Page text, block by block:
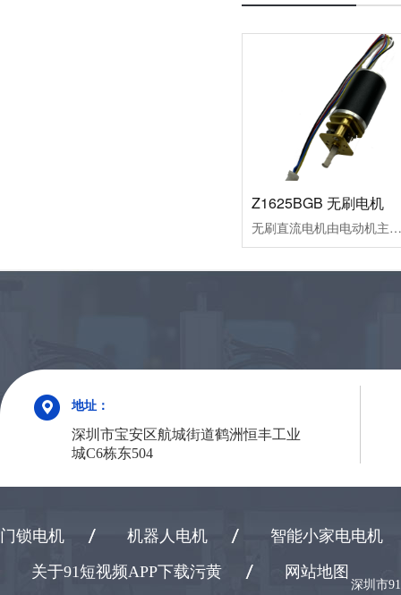
Z1625BGB 无刷电机
无刷直流电机由电动机主体和驱动器组成，是一种典型的机电一体化产品。由于无刷直流电动机是以自控式运行的，所以不会像变频调速下重载启动的同步电机那样在转子上另加启动绕组，也不会在负载突变时产生振荡和失步。无刷直流电动机是采用半导体开关器件来实现电子换向的，即用电子开关器件代替传统的接触式换向器和电刷。它具有可靠性高、无换向火花、机械噪声低等优点，广泛应用于高档录音座、录像机、电子仪器及自动化办公设备中。
地址：
深圳市宝安区航城街道鹤洲恒丰工业
城C6栋东504
门锁电机 机器人电机
智能小家电电机
关于91短视频APP下载污黄
网站地图
深圳市